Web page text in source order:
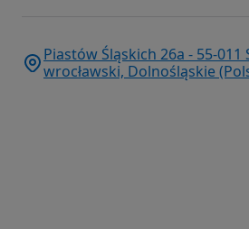
Piastów Śląskich 26a - 55-011
wrocławski, Dolnośląskie